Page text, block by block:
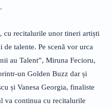
cu recitalurile unor tineri artiști
talente. Pe scenă vor urca
au Talent”, Miruna Fecioru,
un Golden Buzz dar și
și Vanesa Georgia, finaliste
va continua cu recitalurile